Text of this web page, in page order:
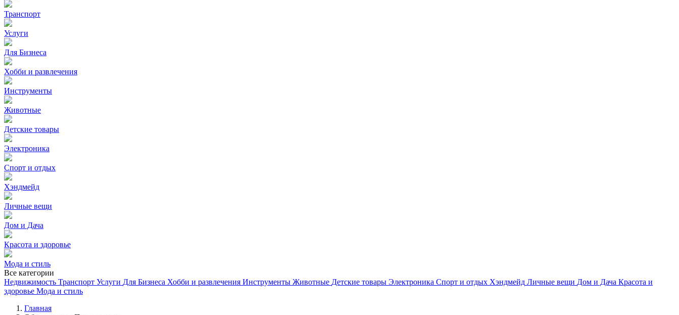
Транспорт
Услуги
Для Бизнеса
Хобби и развлечения
Инструменты
Животные
Детские товары
Электроника
Спорт и отдых
Хэндмейд
Личные вещи
Дом и Дача
Красота и здоровье
Мода и стиль
Все категории
Недвижимость Транспорт Услуги Для Бизнеса Хобби и развлечения Инструменты Животные Детские товары Электроника Спорт и отдых Хэндмейд Личные вещи Дом и Дача Красота и
здоровье Мода и стиль
Главная